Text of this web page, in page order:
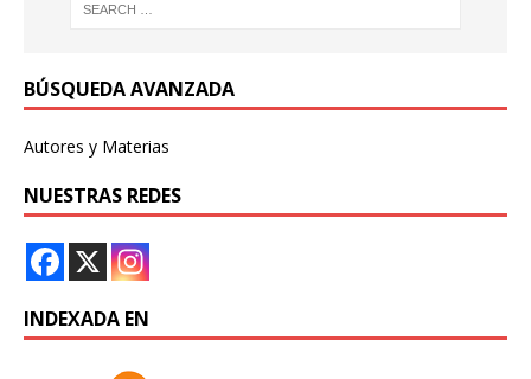
BÚSQUEDA AVANZADA
Autores y Materias
NUESTRAS REDES
INDEXADA EN